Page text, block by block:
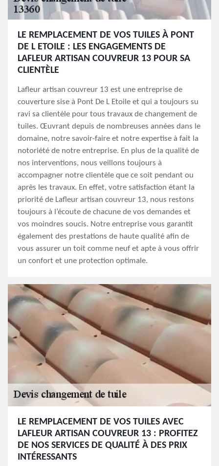
LE REMPLACEMENT DE VOS TUILES À PONT
DE L ETOILE : LES ENGAGEMENTS DE
LAFLEUR ARTISAN COUVREUR 13 POUR SA
CLIENTÈLE
Lafleur artisan couvreur 13 est une entreprise de
couverture sise à Pont De L Etoile et qui a toujours su
ravi sa clientèle pour tous travaux de changement de
tuiles. Œuvrant depuis de nombreuses années dans le
domaine, notre savoir-faire et notre expertise à fait la
notoriété de notre entreprise. En plus de la qualité de
nos interventions, nous veillons toujours à
accompagner notre clientèle que ce soit pendant ou
après les travaux. En effet, votre satisfaction étant la
priorité de Lafleur artisan couvreur 13, nous restons
toujours à l’écoute de chacune de vos demandes et
vos moindres soucis. Notre entreprise vous garantit
également des prestations de haute qualité afin de
vous assurer un toit comme neuf et apte à vous offrir
un confort et une protection optimale.
LE REMPLACEMENT DE VOS TUILES AVEC
LAFLEUR ARTISAN COUVREUR 13 : PROFITEZ
DE NOS SERVICES DE QUALITÉ À DES PRIX
INTÉRESSANTS